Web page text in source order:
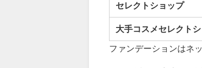
セレクトショップ
大手コスメセレクト
ファンデーションはネ